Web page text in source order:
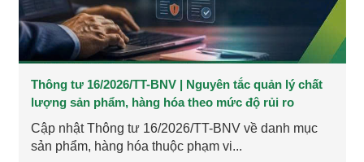
Thông tư 16/2026/TT-BNV | Nguyên tắc quản lý chất
lượng sản phẩm, hàng hóa theo mức độ rủi ro
Cập nhật Thông tư 16/2026/TT-BNV về danh mục
sản phẩm, hàng hóa thuộc phạm vi...